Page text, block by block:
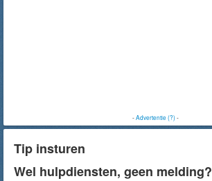
-Advertentie (?)-
Tip insturen
Wel hulpdiensten, geen melding?